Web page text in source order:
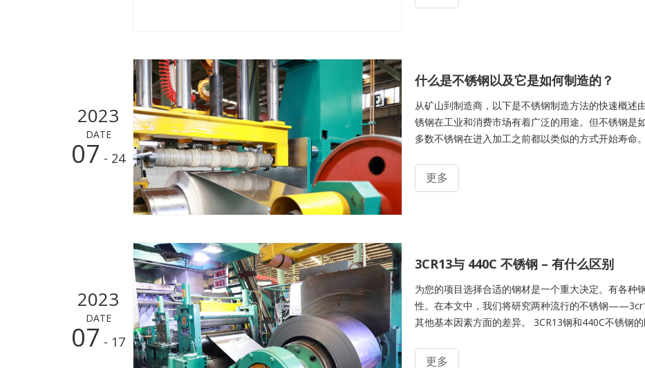
2023
DATE
07 - 24
什么是不锈钢以及它是如何制造的？
从矿山到制造商，以下是不锈钢制造方法的快速概述
锈钢在工业和消费市场有着广泛的用途。但不锈钢是
多数不锈钢在进入加工之前都以类似的方式开始寿命
是铁和铬的合金。虽然不锈钢必须含有至少 10.5%
预期用途而有所不同。
更多
2023
DATE
07 - 17
3CR13与 440C 不锈钢 – 有什么区别
为您的项目选择合适的钢材是一个重大决定。有各种
性。在本文中，我们将研究两种流行的不锈钢
其他基本因素方面的差异。 3CR13钢和440C不锈钢
及微量硫组成的美国制造钢和磷。从比较中可以看出
更多